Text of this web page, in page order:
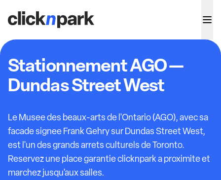
Stationnement AGO —
Dundas Street West
Le Musee des beaux-arts de l'Ontario (AGO), avec sa
facade signee Frank Gehry sur Dundas Street West,
est l'un des grands arrets culturels de Toronto.
Reservez une place garantie clicknpark a proximite et
marchez jusqu'aux salles.